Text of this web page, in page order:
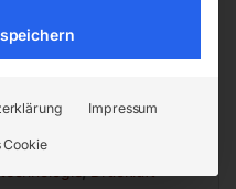
28 mm
Artikelnummer:
Impressum
Cookie